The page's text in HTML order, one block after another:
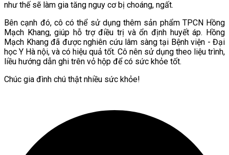
như thế sẽ làm gia tăng nguy cơ bị choáng, ngất.
Bên cạnh đó, cô có thể sử dụng thêm sản phẩm TPCN Hồng
Mạch Khang, giúp hỗ trợ điều trị và ổn định huyết áp. Hồng
Mạch Khang đã được nghiên cứu lâm sàng tại Bệnh viện - Đại
học Y Hà nội, và có hiệu quả tốt. Cô nên sử dụng theo liệu trình,
liều hướng dẫn ghi trên vỏ hộp để có sức khỏe tốt.
Chúc gia đình chú thật nhiều sức khỏe!